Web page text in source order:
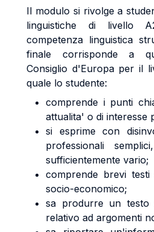
Il modulo si rivolge a
linguistiche di livello
competenza linguistica
finale corrisponde a
Consiglio d'Europa per il
quale lo studente:
comprende i punti
attualita' o di interesse
si esprime con
professionali
sufficientemente vario;
comprende brevi testi
socio-economico;
sa produrre un testo
relativo ad argomenti